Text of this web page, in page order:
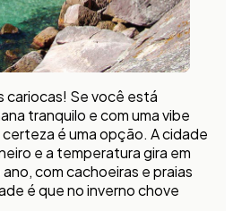
cariocas! Se você está
tranquilo e com uma vibe
é uma opção. A cidade
e a temperatura gira em
com cachoeiras e praias
é que no inverno chove